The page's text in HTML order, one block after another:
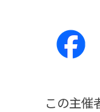
この主催